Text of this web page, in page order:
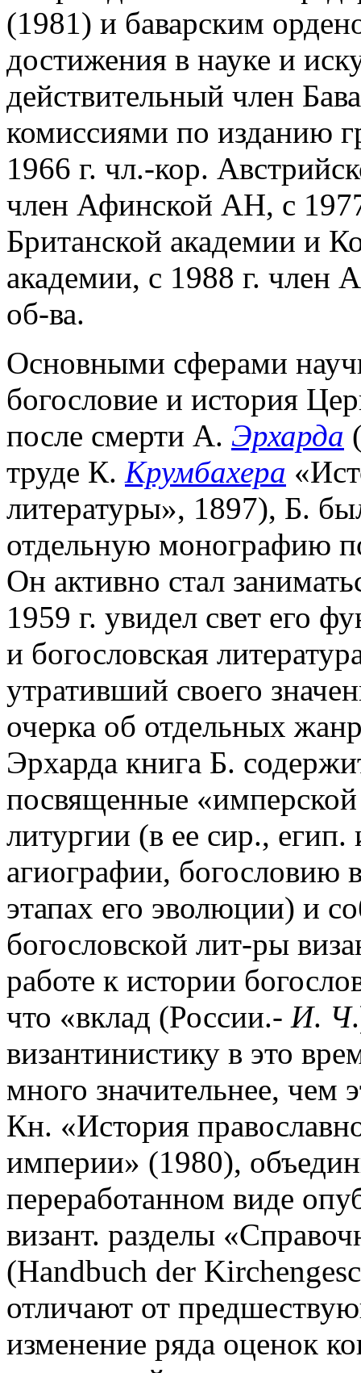
(1981) и баварским
достижения в науке и
действительный член
комиссиями по изданию
1966 г. чл.-кор.
член Афинской АН, с
Британской академии и
академии, с 1988 г. член
об-ва.
Основными сферами
богословие и история
после смерти А. Эрхарда
труде К. Крумбахера
литературы», 1897), Б.
отдельную монографию
Он активно стал
1959 г. увидел свет его
и богословская
утративший своего
очерка об отдельных
Эрхарда книга Б.
посвященные
литургии (в ее сир.,
агиографии, богословию
этапах его эволюции) и
богословской лит-ры
работе к истории
что «вклад (России.- И. Ч
византинистику в это
много значительнее, чем
Кн. «История
империи» (1980),
переработанном виде
визант. разделы
(Handbuch der
отличают от
изменение ряда оценок